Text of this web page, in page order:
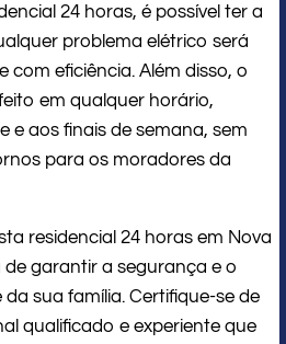
24 horas, é possível ter a
problema elétrico será
com eficiência. Além disso, o
em qualquer horário,
e aos finais de semana, sem
para os moradores da
residencial 24 horas em Nova
garantir a segurança e o
sua família. Certifique-se de
qualificado e experiente que